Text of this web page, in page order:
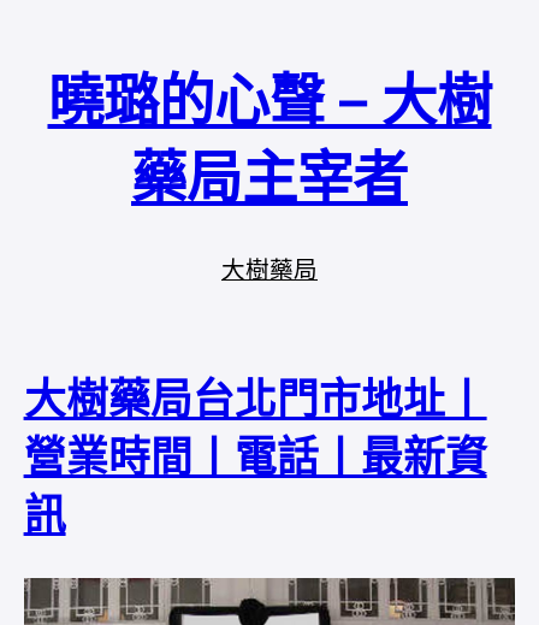
曉璐的心聲 – 大樹
藥局主宰者
大樹藥局
大樹藥局台北門市地址丨
營業時間丨電話丨最新資
訊